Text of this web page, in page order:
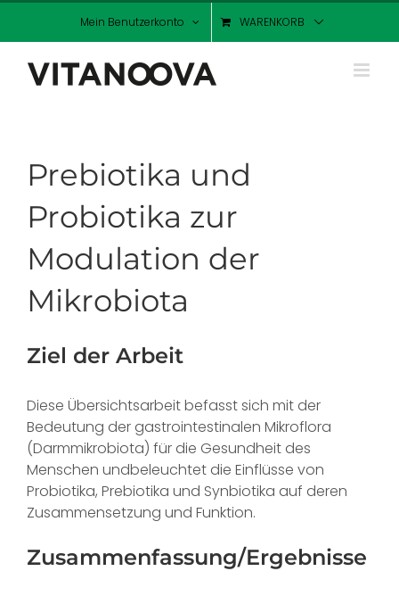
Zum
Mein Benutzerkonto WARENKORB
Prebiotika und
Probiotika zur
Modulation der
Mikrobiota
Ziel der Arbeit
Diese Übersichtsarbeit befasst sich mit der
Bedeutung der gastrointestinalen Mikroflora
(Darmmikrobiota) für die Gesundheit des
Menschen undbeleuchtet die Einflüsse von
Probiotika, Prebiotika und Synbiotika auf deren
Zusammensetzung und Funktion.
Zusammenfassung/Ergebnisse